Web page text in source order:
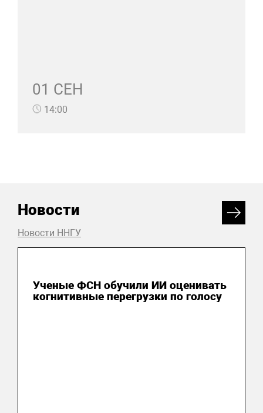
01 СЕН
14:00
Новости
Новости ННГУ
Ученые ФСН обучили ИИ оценивать
когнитивные перегрузки по голосу